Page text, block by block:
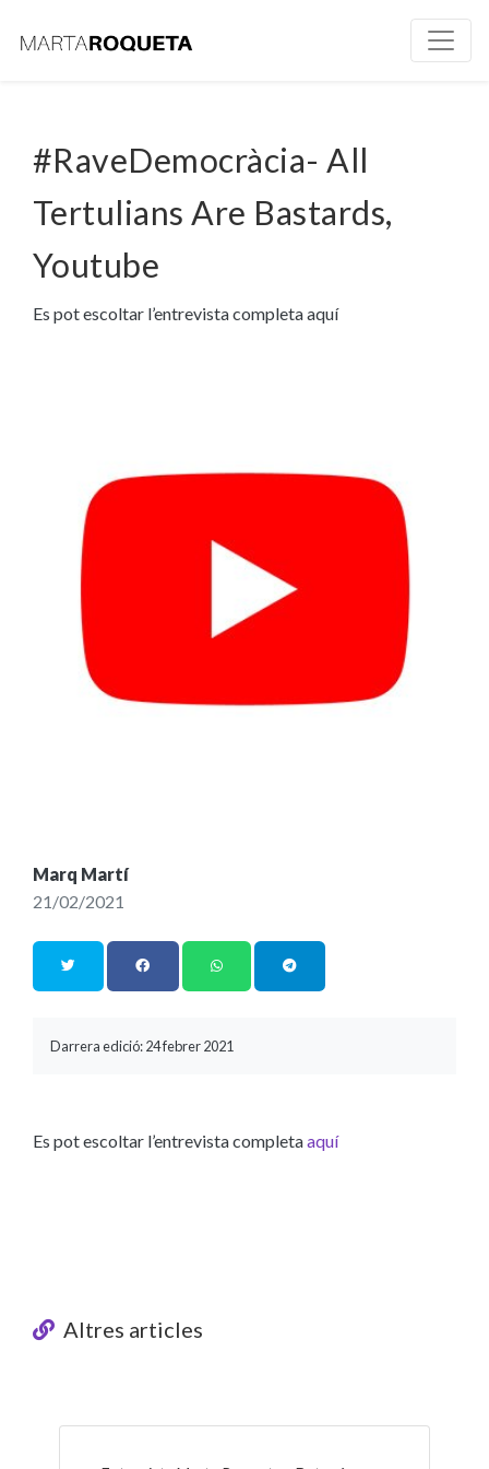
#RaveDemocràcia- All
Tertulians Are Bastards,
Youtube
Es pot escoltar l’entrevista completa aquí
Marq Martí
21/02/2021
Darrera edició: 24 febrer 2021
Es pot escoltar l’entrevista completaaquí
Altres articles